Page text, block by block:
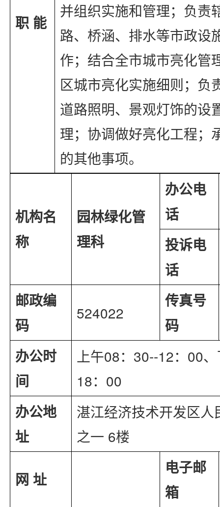
职 能
并组织实施和管理；负责
路、桥涵、排水等市政设
作；结合全市城市亮化管
区城市亮化实施细则；负
道路照明、景观灯饰的设
理；协调做好亮化工程；
的其他事项。
机构名
称
园林绿化管
理科
办公电
话
投诉电
话
邮政编
码
524022
传真号
码
办公时
间
上午08：30--12：00
18：00
办公地
址
湛江经济技术开发区
之一 6楼
网 址
电子邮
箱